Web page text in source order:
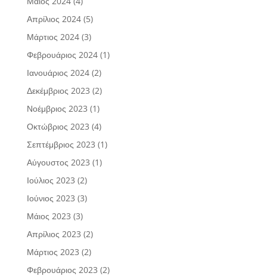
Απρίλιος 2024(5)
Μάρτιος 2024(3)
Φεβρουάριος 2024(1)
Ιανουάριος 2024(2)
Δεκέμβριος 2023 (2)
Νοέμβριος 2023 (1)
Οκτώβριος 2023 (4)
Σεπτέμβριος 2023 (1)
Αύγουστος 2023 (1)
Ιούλιος 2023 (2)
Ιούνιος 2023 (3)
Μάιος 2023 (3)
Απρίλιος 2023 (2)
Μάρτιος 2023 (2)
Φεβρουάριος 2023 (2)